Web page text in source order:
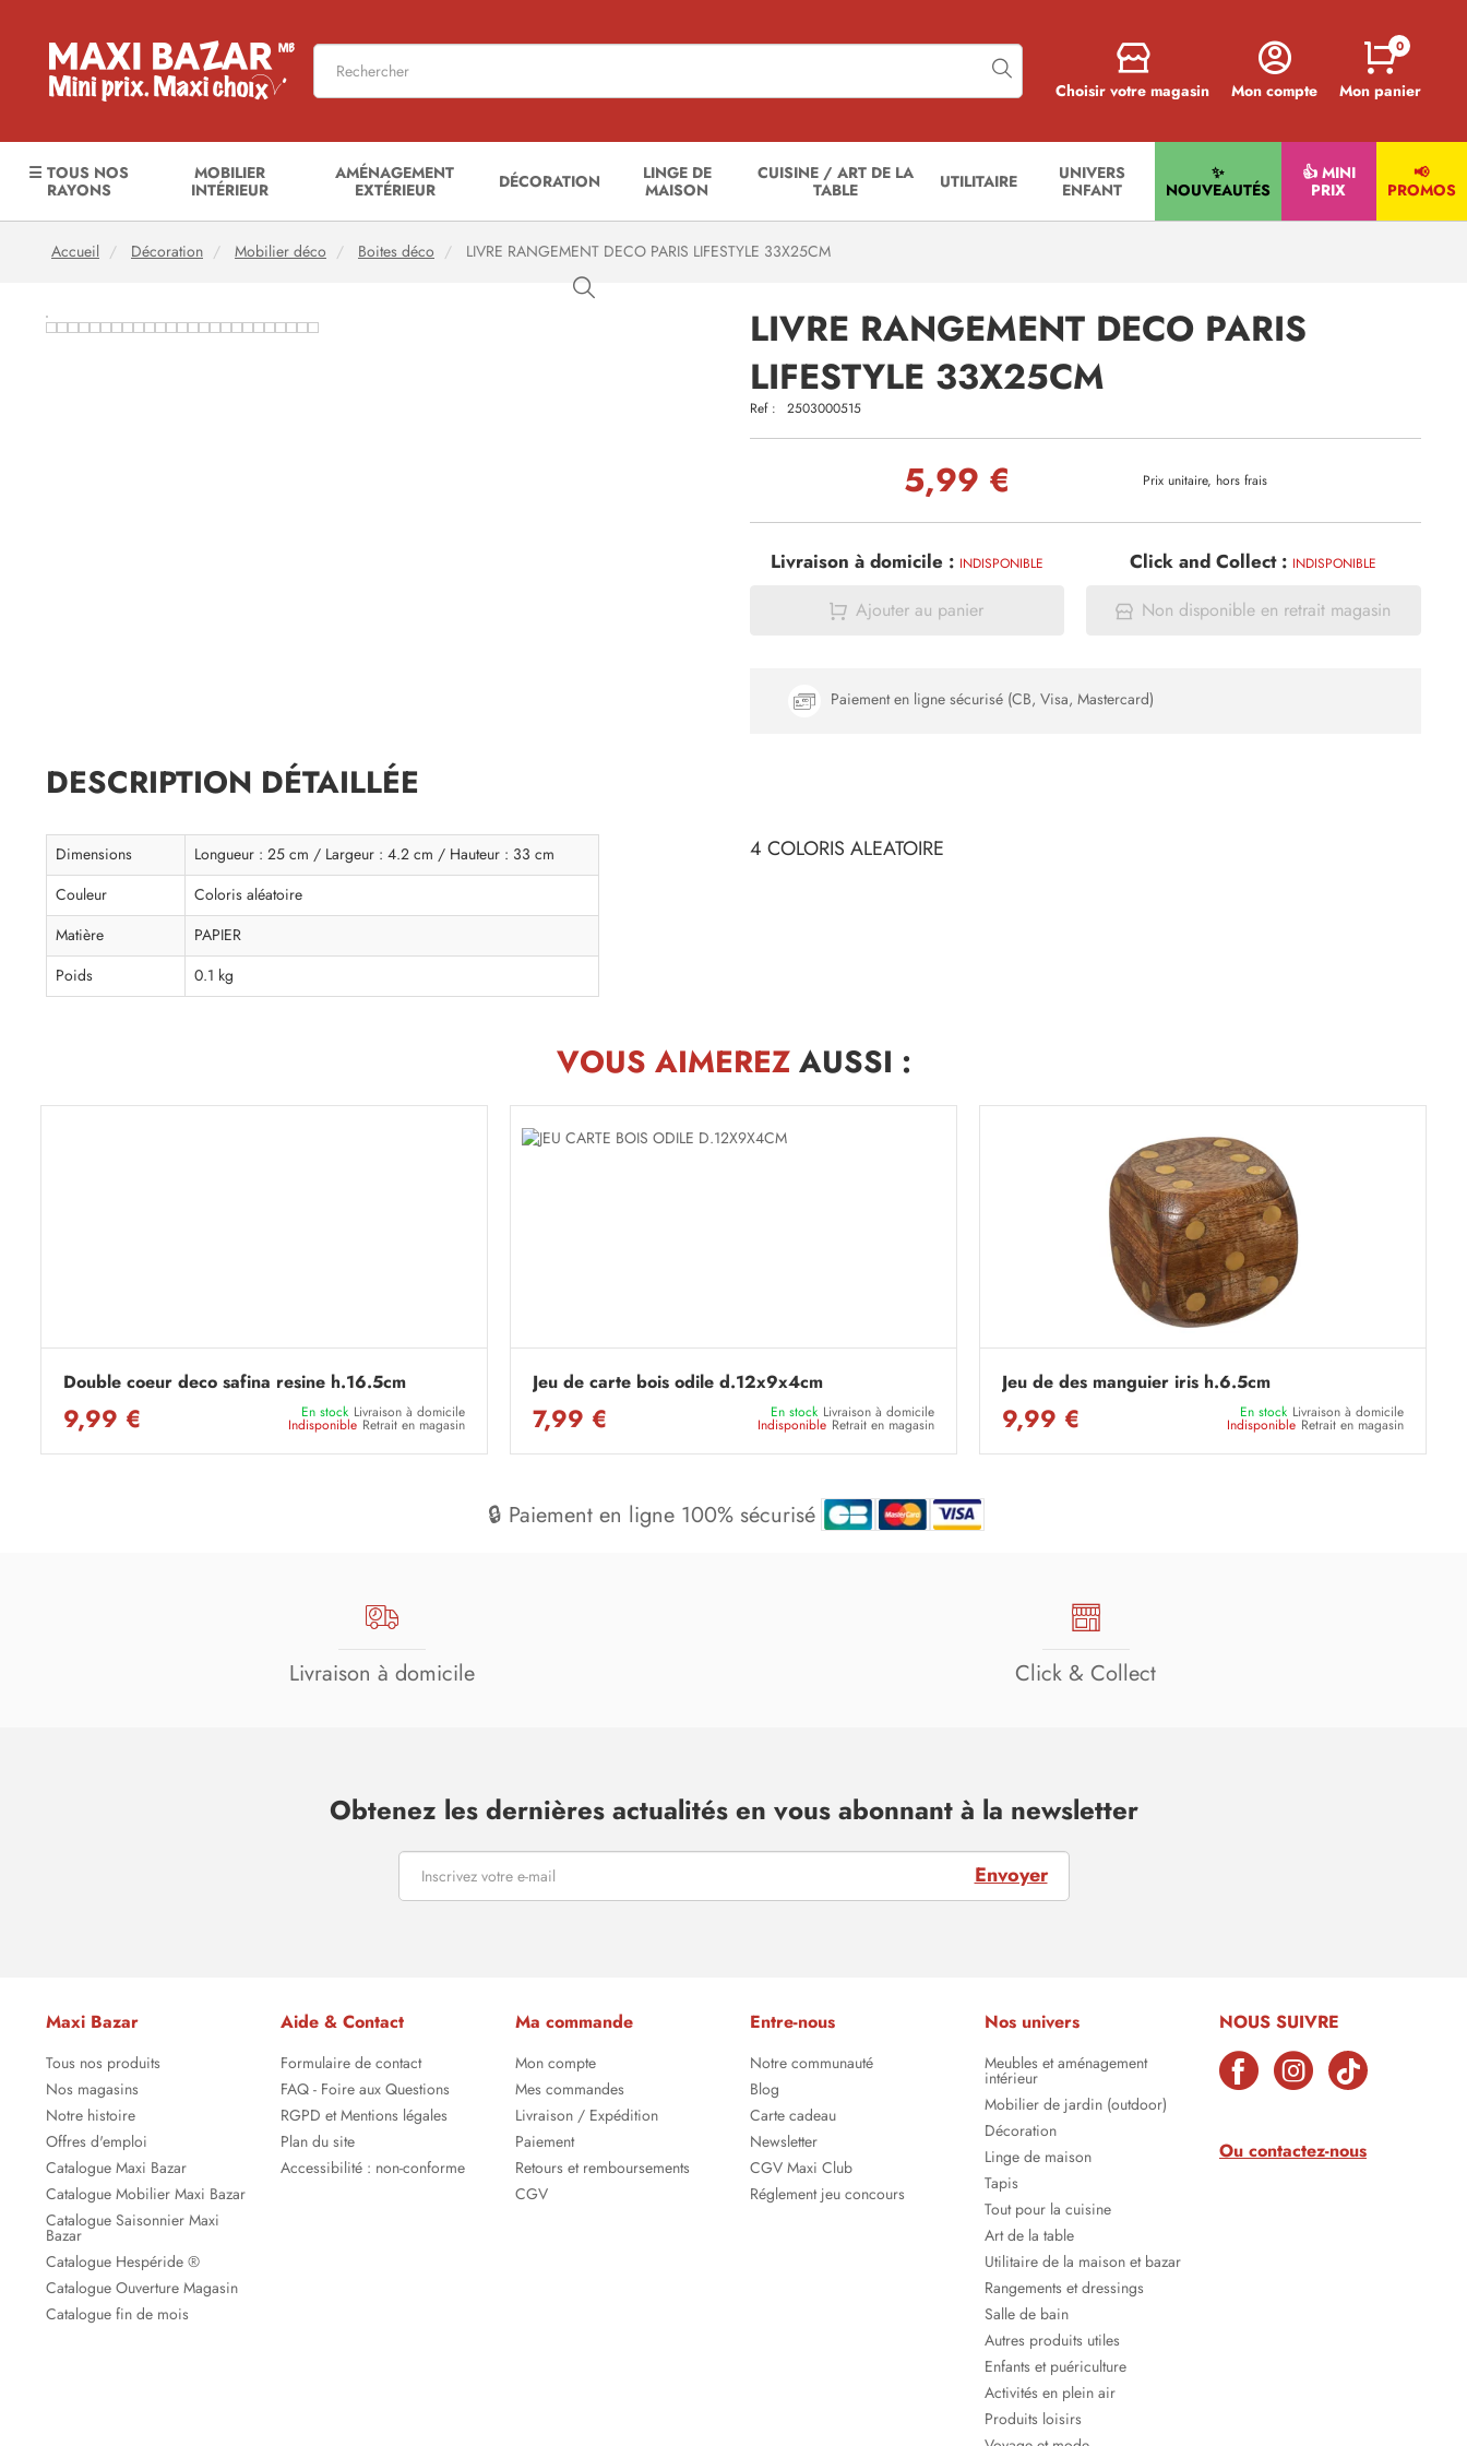
Choisir votre magasin Mon compte Mon panier
0
☰ TOUS NOS
RAYONS
MOBILIER
INTÉRIEUR
AMÉNAGEMENT
EXTÉRIEUR
DÉCORATION
LINGE DE
MAISON
CUISINE / ART DE LA
TABLE
UTILITAIRE
UNIVERS
ENFANT
✨
NOUVEAUTÉS
👍 MINI
PRIX
📢
PROMOS
Accueil Décoration Mobilier déco Boites déco LIVRE RANGEMENT DECO PARIS LIFESTYLE 33X25CM
LIVRE RANGEMENT DECO PARIS
LIFESTYLE 33X25CM
Ref : 2503000515
5,99 € Prix unitaire, hors frais
Livraison à domicile : INDISPONIBLE
Ajouter au panier
Click and Collect : INDISPONIBLE
Non disponible en retrait magasin
Paiement en ligne sécurisé (CB, Visa, Mastercard)
DESCRIPTION DÉTAILLÉE
Dimensions
Longueur : 25 cm / Largeur : 4.2 cm / Hauteur : 33 cm
Couleur
Coloris aléatoire
Matière
PAPIER
Poids
0.1 kg
4 COLORIS ALEATOIRE
VOUS AIMEREZAUSSI :
Double coeur deco safina resine h.16.5cm
9,99 € En stock Livraison à domicile
Indisponible Retrait en magasin
Jeu de carte bois odile d.12x9x4cm
7,99 € En stock Livraison à domicile
Indisponible Retrait en magasin
Jeu de des manguier iris h.6.5cm
9,99 € En stock Livraison à domicile
Indisponible Retrait en magasin
🔒 Paiement en ligne 100% sécurisé
Livraison à domicile Click & Collect
Obtenez les dernières actualités en vous abonnant à la newsletter
Envoyer
Maxi Bazar
Tous nos produits
Nos magasins
Notre histoire
Offres d'emploi
Catalogue Maxi Bazar
Catalogue Mobilier Maxi Bazar
Catalogue Saisonnier Maxi
Bazar
Catalogue Hespéride ®
Catalogue Ouverture Magasin
Catalogue fin de mois
Aide & Contact
Formulaire de contact
FAQ - Foire aux Questions
RGPD et Mentions légales
Plan du site
Accessibilité : non-conforme
Ma commande
Mon compte
Mes commandes
Livraison / Expédition
Paiement
Retours et remboursements
CGV
Entre-nous
Notre communauté
Blog
Carte cadeau
Newsletter
CGV Maxi Club
Réglement jeu concours
Nos univers
Meubles et aménagement
intérieur
Mobilier de jardin (outdoor)
Décoration
Linge de maison
Tapis
Tout pour la cuisine
Art de la table
Utilitaire de la maison et bazar
Rangements et dressings
Salle de bain
Autres produits utiles
Enfants et puériculture
Activités en plein air
Produits loisirs
NOUS SUIVRE
Ou contactez-nous